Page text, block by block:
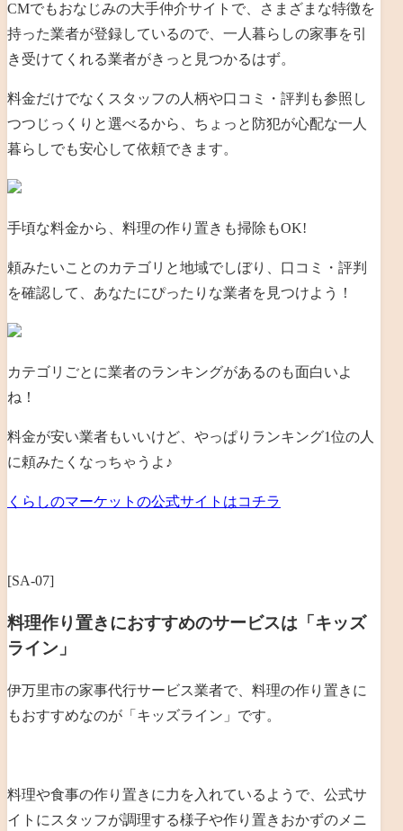
CMでもおなじみの大手仲介サイトで、さまざまな特徴を
持った業者が登録しているので、一人暮らしの家事を引
き受けてくれる業者がきっと見つかるはず。
料金だけでなくスタッフの人柄や口コミ・評判も参照し
つつじっくりと選べるから、ちょっと防犯が心配な一人
暮らしでも安心して依頼できます。
手頃な料金から、料理の作り置きも掃除もOK!
頼みたいことのカテゴリと地域でしぼり、口コミ・評判
を確認して、あなたにぴったりな業者を見つけよう！
カテゴリごとに業者のランキングがあるのも面白いよ
ね！
料金が安い業者もいいけど、やっぱりランキング1位の人
に頼みたくなっちゃうよ♪
くらしのマーケットの公式サイトはコチラ
[SA-07]
料理作り置きにおすすめのサービスは「キッズ
ライン」
伊万里市の家事代行サービス業者で、料理の作り置きに
もおすすめなのが「キッズライン」です。
料理や食事の作り置きに力を入れているようで、公式サ
イトにスタッフが調理する様子や作り置きおかずのメニ